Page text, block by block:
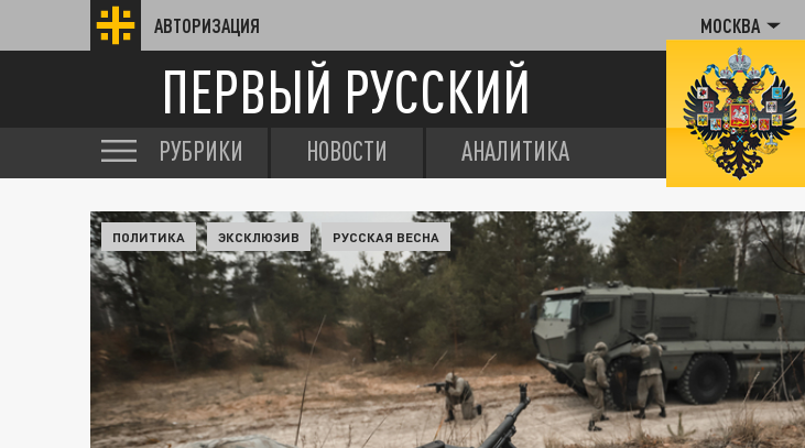
АВТОРИЗАЦИЯ МОСКВА
ПЕРВЫЙ РУССКИЙ
РУБРИКИ НОВОСТИ АНАЛИТИКА
ПОЛИТИКА ЭКСКЛЮЗИВ РУССКАЯ ВЕСНА